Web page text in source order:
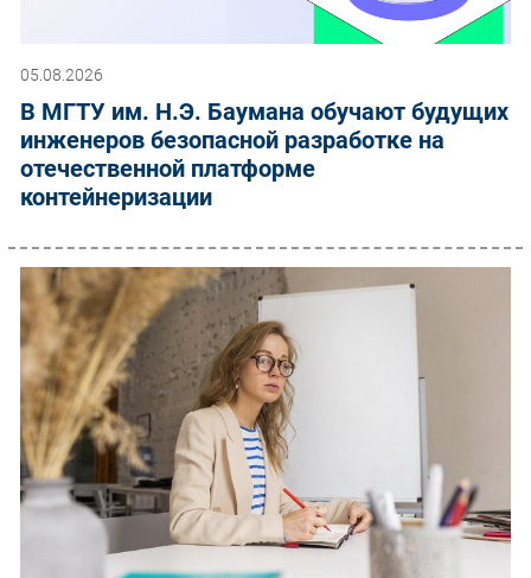
05.08.2026
В МГТУ им. Н.Э. Баумана обучают будущих
инженеров безопасной разработке на
отечественной платформе
контейнеризации